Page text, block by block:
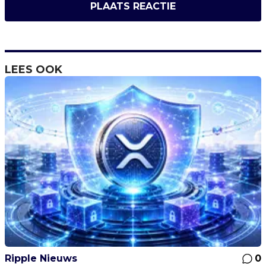
PLAATS REACTIE
LEES OOK
Ripple Nieuws 0